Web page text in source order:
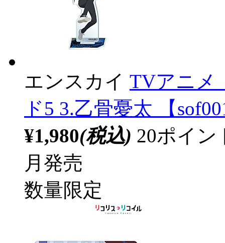
エンスカイ TVアニメ
ド5 3.乙骨憂太 【
¥1,980(税込) 20ポイ
月発売
数量限定